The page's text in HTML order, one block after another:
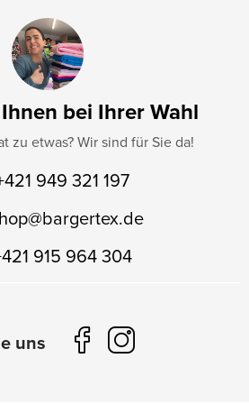
bei Ihrer Wahl
zu etwas? Wir sind für Sie da!
949 321 197
@bargertex.de
915 964 304